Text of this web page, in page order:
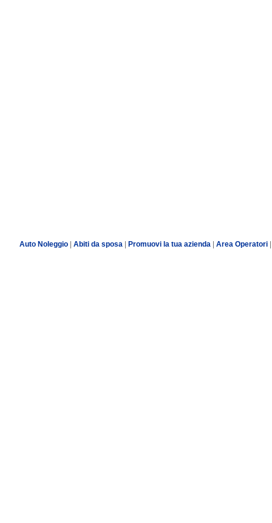
Auto Noleggio| Abiti da sposa| Promuovi la tua azienda Area Operatori